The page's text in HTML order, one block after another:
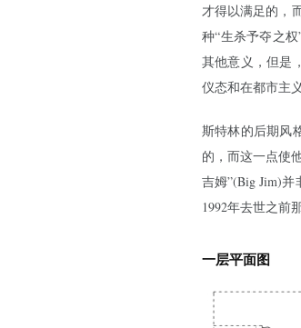
才得以满足的，
种“生杀予夺之
其他意义，但是
仪态和在都市主
斯特林的后期风
的，而这一点使
吉姆”(Big Jim)
1992年去世之前
一层平面图